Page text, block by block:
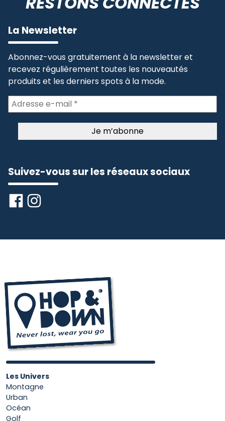
La Newsletter
Abonnez-vous gratuitement à la newsletter et
recevez régulièrement toutes les nouveautés
produits et les derniers spots à la mode.
Suivez-vous sur les réseaux sociaux
Les Univers
Montagne
Urban
Océan
Golf